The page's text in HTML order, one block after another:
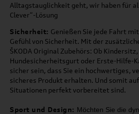
Alltagstauglichkeit geht, wir haben für
Clever“-Lösung
Sicherheit: Genießen Sie jede Fahrt
Gefühl von Sicherheit. Mit der
ŠKODA Original Zubehörs: Ob Kindersitz,
Hundesicherheitsgurt oder Erste-Hilfe-
sicher sein, dass Sie ein hochwertiges,
sicheres Produkt erhalten. Und somit
Situationen perfekt vorbereitet sind.
Sport und Design: Möchten Sie die